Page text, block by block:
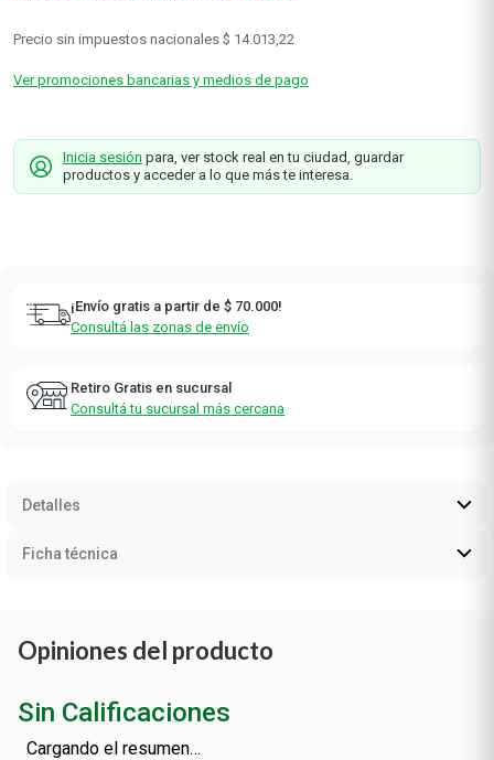
Precio sin impuestos nacionales $ 14.013,22
Ver promociones bancarias y medios de pago
Inicia sesión para, ver stock real en tu ciudad, guardar
productos y acceder a lo que más te interesa.
¡Envío gratis a partir de $ 70.000!
Consultá las zonas de envío
Retiro Gratis en sucursal
Consultá tu sucursal más cercana
Detalles
Ficha técnica
Opiniones del producto
Sin Calificaciones
Cargando el resumen…